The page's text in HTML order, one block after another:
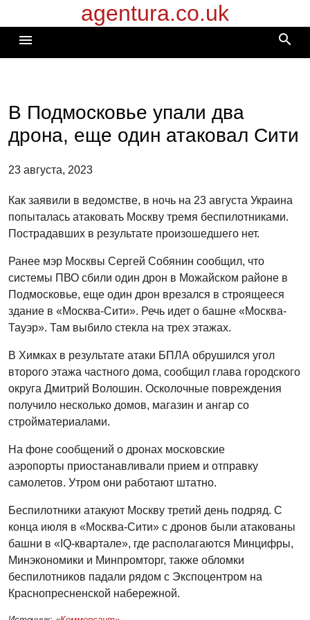
к
содержимому
agentura.co.uk
menu search
В Подмосковье упали два
дрона, еще один атаковал Сити
23 августа, 2023
Как заявили в ведомстве, в ночь на 23 августа Украина
попыталась атаковать Москву тремя беспилотниками.
Пострадавших в результате произошедшего нет.
Ранее мэр Москвы Сергей Собянин сообщил, что
системы ПВО сбили один дрон в Можайском районе в
Подмосковье, еще один дрон врезался в строящееся
здание в «Москва-Сити». Речь идет о башне «Москва-
Тауэр». Там выбило стекла на трех этажах.
В Химках в результате атаки БПЛА обрушился угол
второго этажа частного дома, сообщил глава городского
округа Дмитрий Волошин. Осколочные повреждения
получило несколько домов, магазин и ангар со
стройматериалами.
На фоне сообщений о дронах московские
аэропорты приостанавливали прием и отправку
самолетов. Утром они работают штатно.
Беспилотники атакуют Москву третий день подряд. С
конца июля в «Москва-Сити» с дронов были атакованы
башни в «IQ-квартале», где располагаются Минцифры,
Минэкономики и Минпромторг, также обломки
беспилотников падали рядом с Экспоцентром на
Краснопресненской набережной.